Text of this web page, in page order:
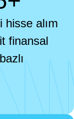
hisse alım
finansal